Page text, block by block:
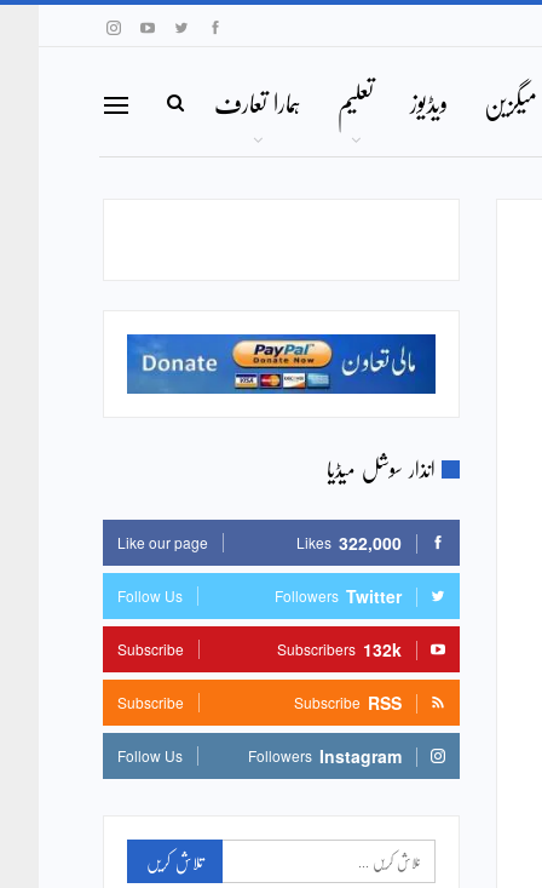
میگزین ویڈیوز تعلیم ہمارا تعارف
انذار سوشل میڈیا
322,000
Likes
Like our page
Twitter
Followers
Follow Us
132k
Subscribers
Subscribe
RSS
Subscribe
Subscribe
Instagram
Followers
Follow Us